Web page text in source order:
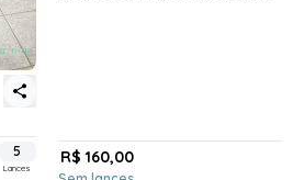
5
Lances
R$ 160,00